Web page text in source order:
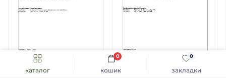
каталог закладки
0
кошик
0